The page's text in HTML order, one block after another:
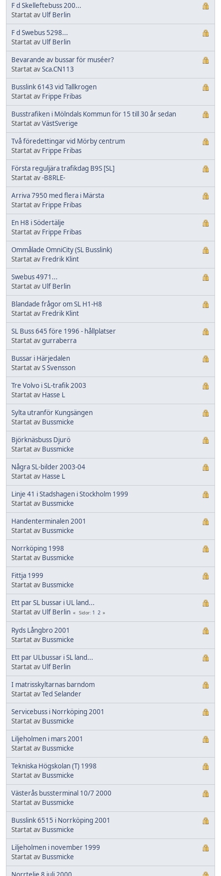
F d Skelleftebuss 200...
Startat av Ulf Berlin
F d Swebus 5298...
Startat av Ulf Berlin
Bevarande av bussar för muséer?
Startat avSca.CN113
Busslink 6143 vid Tallkrogen
Startat av Frippe Fribas
Busstrafiken i Mölndals Kommun för 15 till 30 år sedan
Startat avVästSverige
Två föredettingar vid Mörby centrum
Startat av Frippe Fribas
Första reguljära trafikdag B9S [SL]
Startat av-B8RLE-
Arriva 7950 med flera i Märsta
Startat av Frippe Fribas
En H8 i Södertälje
Startat av Frippe Fribas
Ommålade OmniCity (SL Busslink)
Startat av Fredrik Klint
Swebus 4971...
Startat av Ulf Berlin
Blandade frågor om SL H1-H8
Startat av Fredrik Klint
SL Buss 645 före 1996 - hållplatser
Startat avgurraberra
Bussar i Härjedalen
Startat avS Svensson
Tre Volvo i SL-trafik 2003
Startat av Hasse L
Sylta utranför Kungsängen
Startat av Bussmicke
Björknäsbuss Djurö
Startat av Bussmicke
Några SL-bilder 2003-04
Startat av Hasse L
Linje 41 i Stadshagen i Stockholm 1999
Startat av Bussmicke
Handenterminalen 2001
Startat av Bussmicke
Norrköping 1998
Startat av Bussmicke
Fittja 1999
Startat av Bussmicke
Ett par SL bussar i UL land...
Startat av Ulf Berlin Sidor 1 2
Ryds Långbro 2001
Startat av Bussmicke
Ett par ULbussar i SL land...
Startat av Ulf Berlin
I matrisskyltarnas barndom
Startat avTed Selander
Servicebuss i Norrköping 2001
Startat av Bussmicke
Liljeholmen i mars 2001
Startat av Bussmicke
Tekniska Högskolan (T) 1998
Startat av Bussmicke
Västerås bussterminal 10/7 2000
Startat av Bussmicke
Busslink 6515 i Norrköping 2001
Startat av Bussmicke
Liljeholmen i november 1999
Startat av Bussmicke